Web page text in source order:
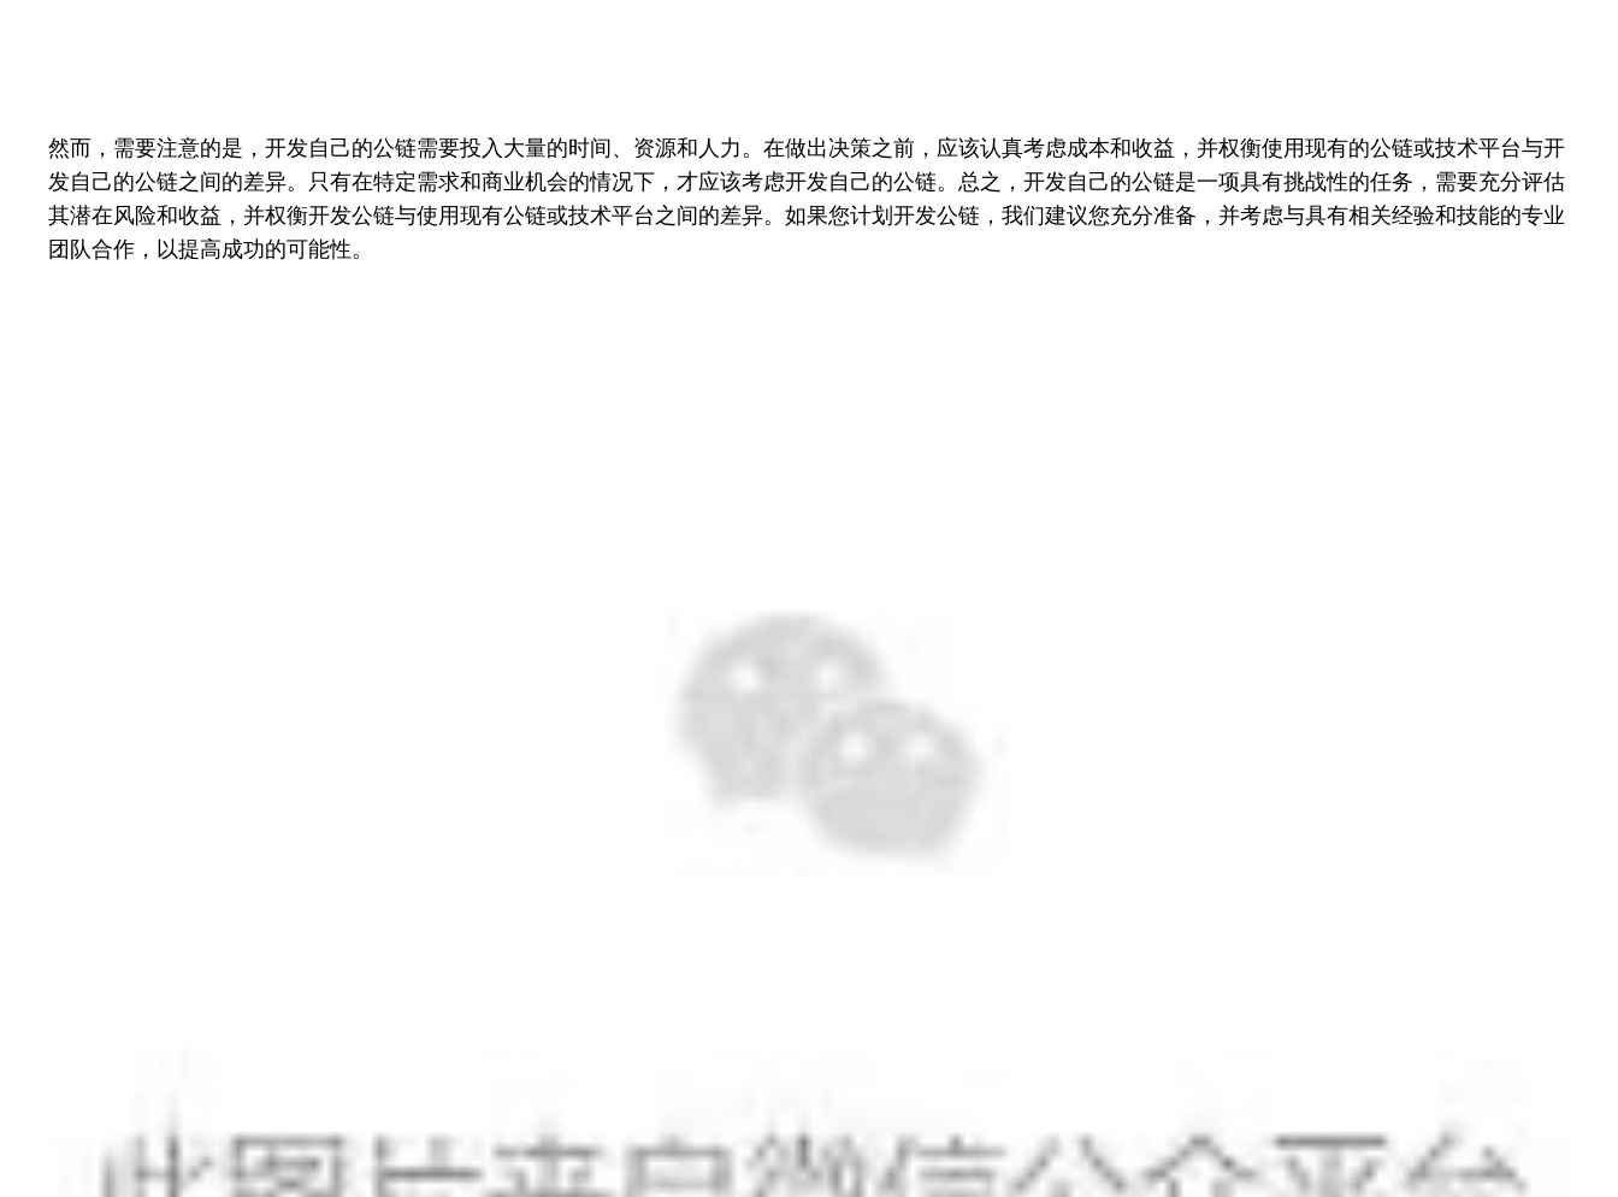
然而，需要注意的是，开发自己的公链需要投入大量的时间、资源和人力。在做出决策之前，应该认真考虑成本和收益，并权衡使用现有的公链或技术平台与开
发自己的公链之间的差异。只有在特定需求和商业机会的情况下，才应该考虑开发自己的公链。总之，开发自己的公链是一项具有挑战性的任务，需要充分评估
其潜在风险和收益，并权衡开发公链与使用现有公链或技术平台之间的差异。如果您计划开发公链，我们建议您充分准备，并考虑与具有相关经验和技能的专业
团队合作，以提高成功的可能性。